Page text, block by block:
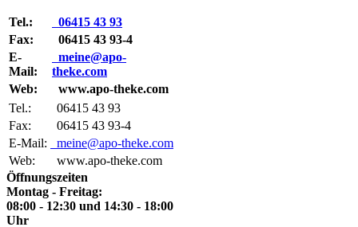
Tel.:
06415 43 93
Fax:
06415 43 93-4
E-
Mail:
meine@apo-
theke.com
Web:
www.apo-theke.com
Tel.:
06415 43 93
Fax:
06415 43 93-4
E-Mail:
meine@apo-theke.com
Web:
www.apo-theke.com
Öffnungszeiten
Montag - Freitag:
08:00 - 12:30 und 14:30 - 18:00
Uhr